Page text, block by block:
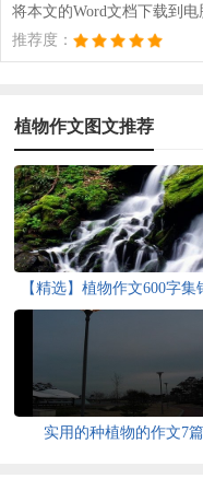
将本文的Word文档下载到
推荐度：
植物作文图文推荐
【精选】植物作文600字集
实用的种植物的作文7篇